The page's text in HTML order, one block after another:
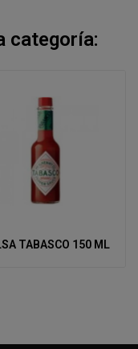
categoría:
TABASCO 150 ML